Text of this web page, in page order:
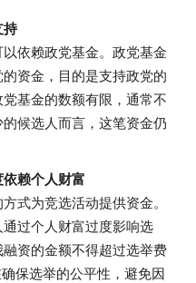
依赖政党基金。政党基金
资金，目的是支持政党的
基金的数额有限，通常不
候选人而言，这笔资金仍
赖个人财富
式为竞选活动提供资金。
过个人财富过度影响选
资的金额不得超过选举费
保选举的公平性，避免因